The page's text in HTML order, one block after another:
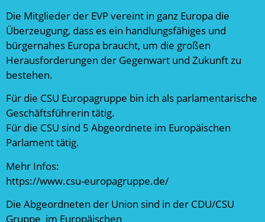
Die Mitglieder der EVP vereint in ganz Europa die
Überzeugung, dass es ein handlungsfähiges und
bürgernahes Europa braucht, um die großen
Herausforderungen der Gegenwart und Zukunft zu
bestehen.
Für die CSU Europagruppe bin ich als parlamentarische
Geschäftsführerin tätig.
Für die CSU sind 5 Abgeordnete im Europäischen
Parlament tätig.
Mehr Infos:
https://www.csu-europagruppe.de/
Die Abgeordneten der Union sind in der CDU/CSU
Gruppe im Europäischen